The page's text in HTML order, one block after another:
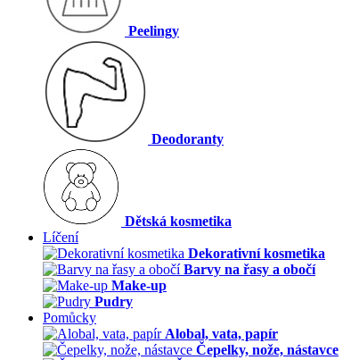
Peelingy
Deodoranty
Dětská kosmetika
Líčení
Dekorativní kosmetika
Barvy na řasy a obočí
Make-up
Pudry
Pomůcky
Alobal, vata, papír
Čepelky, nože, nástavce